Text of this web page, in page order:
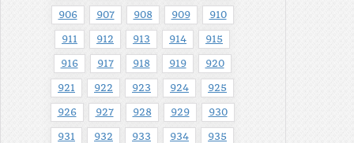
906 907 908 909 910
911 912 913 914 915
916 917 918 919 920
921 922 923 924 925
926 927 928 929 930
931 932 933 934 935